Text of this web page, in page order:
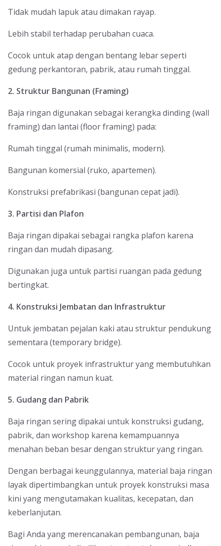
Tidak mudah lapuk atau dimakan rayap.
Lebih stabil terhadap perubahan cuaca.
Cocok untuk atap dengan bentang lebar seperti
gedung perkantoran, pabrik, atau rumah tinggal.
2. Struktur Bangunan (Framing)
Baja ringan digunakan sebagai kerangka dinding (wall
framing) dan lantai (floor framing) pada:
Rumah tinggal (rumah minimalis, modern).
Bangunan komersial (ruko, apartemen).
Konstruksi prefabrikasi (bangunan cepat jadi).
3. Partisi dan Plafon
Baja ringan dipakai sebagai rangka plafon karena
ringan dan mudah dipasang.
Digunakan juga untuk partisi ruangan pada gedung
bertingkat.
4. Konstruksi Jembatan dan Infrastruktur
Untuk jembatan pejalan kaki atau struktur pendukung
sementara (temporary bridge).
Cocok untuk proyek infrastruktur yang membutuhkan
material ringan namun kuat.
5. Gudang dan Pabrik
Baja ringan sering dipakai untuk konstruksi gudang,
pabrik, dan workshop karena kemampuannya
menahan beban besar dengan struktur yang ringan.
Dengan berbagai keunggulannya, material baja ringan
layak dipertimbangkan untuk proyek konstruksi masa
kini yang mengutamakan kualitas, kecepatan, dan
keberlanjutan.
Bagi Anda yang merencanakan pembangunan, baja